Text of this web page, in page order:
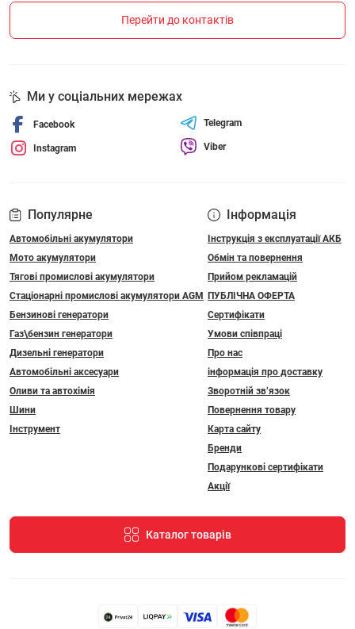
Перейти до контактів
Популярне
Автомобільні акумулятори
Мото акумулятори
Тягові промислові акумулятори
Стаціонарні промислові акумулятори АGM
Бензинові генератори
Газ\бензин генератори
Дизельні генератори
Автомобільні аксесуари
Оливи та автохімія
Шини
Інструмент
Інформація
Інструкція з експлуатації АКБ
Обмін та повернення
Прийом рекламацій
ПУБЛІЧНА ОФЕРТА
Сертифікати
Умови співпраці
Про нас
інформація про доставку
Зворотній зв’язок
Повернення товару
Карта сайту
Бренди
Подарункові сертифікати
Акції
Каталог товарів
Ми у соціальних мережах
Facebook
Instagram
Telegram
Viber